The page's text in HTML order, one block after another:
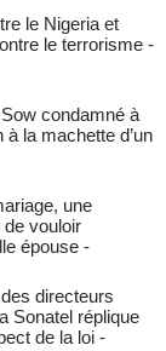
le Nigeria et
le terrorisme -
condamné à
la machette d’un
une
vouloir
épouse -
directeurs
Sonatel réplique
de la loi -